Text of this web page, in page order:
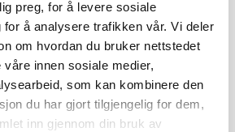
preg, for å levere sosiale
for å analysere trafikken vår. Vi deler
om hvordan du bruker nettstedet
innen sosiale medier,
som kan kombinere den
du har gjort tilgjengelig for dem,
inn gjennom din bruk av